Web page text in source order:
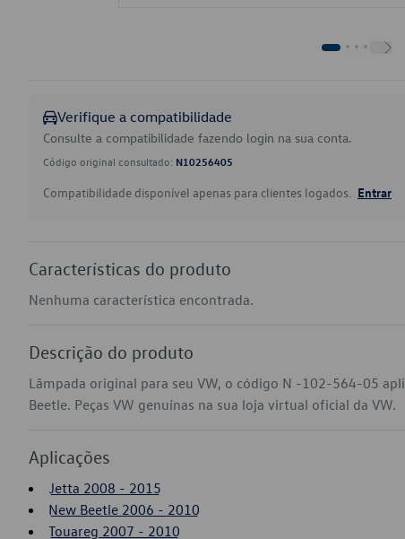
Verifique a compatibilidade
Consulte a compatibilidade fazendo login na sua conta.
Código original consultado: N10256405
Compatibilidade disponível apenas para clientes logados. Entrar
Características do produto
Nenhuma característica encontrada.
Descrição do produto
Lâmpada original para seu VW, o código N -102-564-05
Beetle. Peças VW genuínas na sua loja virtual oficial da VW.
Aplicações
Jetta 2008 - 2015
New Beetle 2006 - 2010
Touareg 2007 - 2010